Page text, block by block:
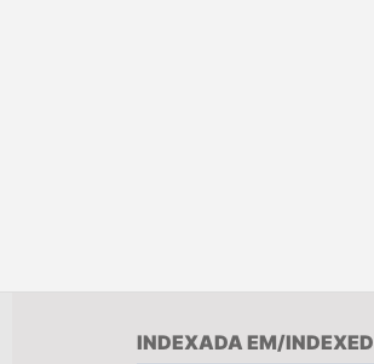
INDEXADA EM/